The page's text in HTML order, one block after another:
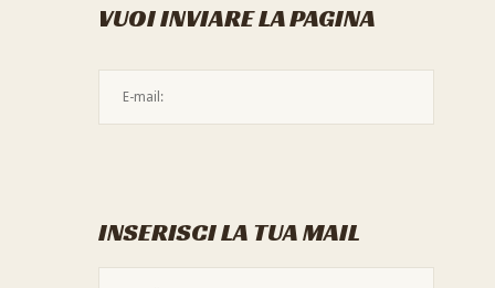
VUOI INVIARE LA PAGINA
INSERISCI LA TUA MAIL